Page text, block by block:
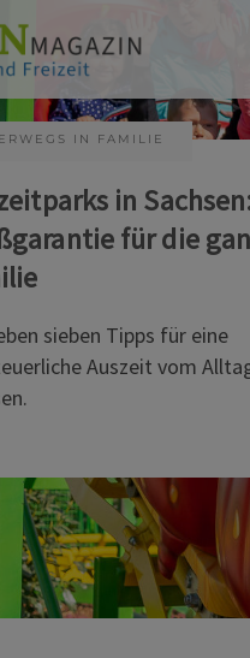
IN FAMILIE
in
für die
sieben Tipps für eine
Auszeit vom